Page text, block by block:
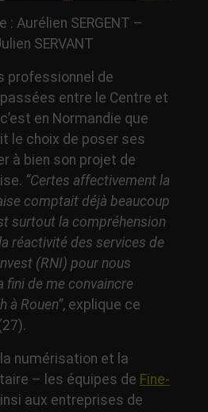
: Aurélien SERGENT –
SERVANT
professionnel de
entre le Centre et
en Normandie que
le choix de poser ses
à bien son projet de
“Certes affectivement la
comptait déjà beaucoup
surtout la compréhension
réactivité des services de
(RNI) pour nous
fini de me convaincre
à Rouen”, explique ce
numérisation et la
– les équipes de Fine-
aux entreprises de